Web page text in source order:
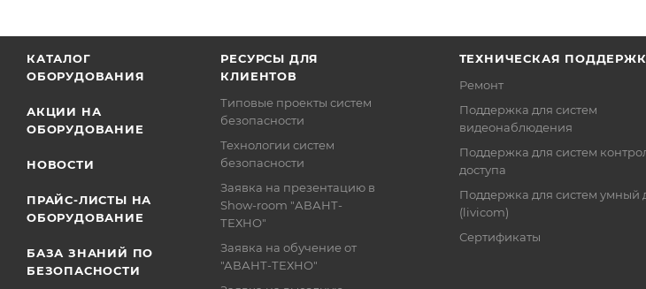
КАТАЛОГ
ОБОРУДОВАНИЯ
АКЦИИ НА
ОБОРУДОВАНИЕ
НОВОСТИ
ПРАЙС-ЛИСТЫ НА
ОБОРУДОВАНИЕ
БАЗА ЗНАНИЙ ПО
БЕЗОПАСНОСТИ
РЕСУРСЫ ДЛЯ
КЛИЕНТОВ
Типовые проекты систем
безопасности
Технологии систем
безопасности
Заявка на презентацию в
Show-room "АВАНТ-
ТЕХНО"
Заявка на обучение от
"АВАНТ-ТЕХНО"
ТЕХНИЧЕСКАЯ
Ремонт
Поддержка для систем
видеонаблюдения
Поддержка для систем
доступа
Поддержка для систем умный
(livicom)
Сертификаты